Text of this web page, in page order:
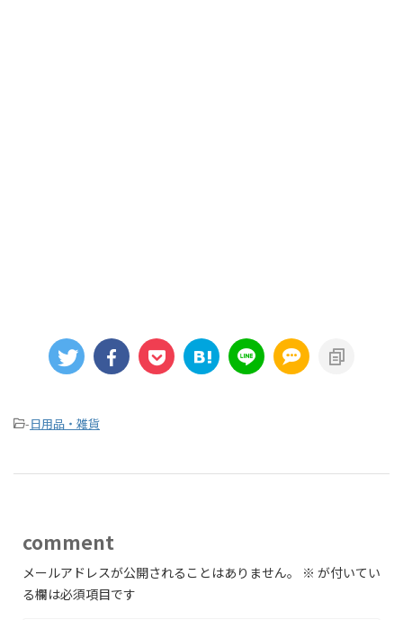
-日用品・雑貨
comment
メールアドレスが公開されることはありません。 ※ が付いてい
る欄は必須項目です